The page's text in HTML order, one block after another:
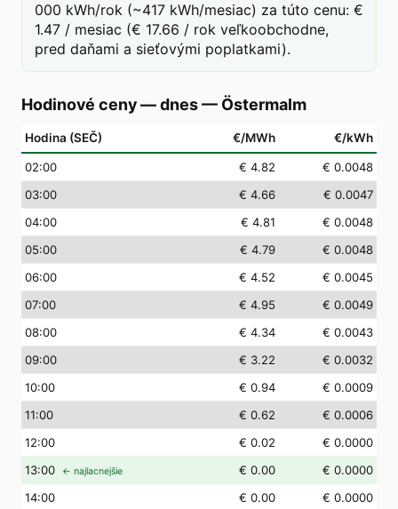
000 kWh/rok (~417 kWh/mesiac) za túto cenu: €
1.47 / mesiac (€ 17.66 / rok veľkoobchodne,
pred daňami a sieťovými poplatkami).
Hodinové ceny — dnes— Östermalm
Hodina (SEČ) €/MWh €/kWh
02:00 € 4.82
€ 0.0048
03:00 € 4.66
€ 0.0047
04:00 € 4.81
€ 0.0048
05:00 € 4.79
€ 0.0048
06:00 € 4.52
€ 0.0045
07:00 € 4.95
€ 0.0049
08:00 € 4.34
€ 0.0043
09:00 € 3.22
€ 0.0032
10:00 € 0.94
€ 0.0009
11:00 € 0.62
€ 0.0006
12:00 € 0.02
€ 0.0000
13:00 ← najlacnejšie € 0.00
€ 0.0000
14:00 € 0.00
€ 0.0000